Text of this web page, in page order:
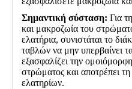
Σημαντική σύσταση: Για
και μακροζωία του
ελατήρια, συνιστάται το
ταβλών να μην υπερβαίνει
εξασφαλίζει την
στρώματος και αποτρέπει
ελατηρίων.